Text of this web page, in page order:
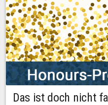
Das ist doch nicht